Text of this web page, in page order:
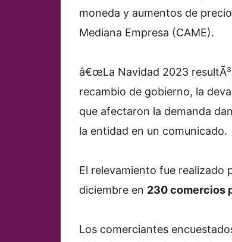
moneda y aumentos de
Mediana Empresa (CAME).
â€œLa Navidad 2023
recambio de gobierno, la
que afectaron la demanda
la entidad en un comunicado.
El relevamiento fue realizado
diciembre en 230 comercios
Los comerciantes